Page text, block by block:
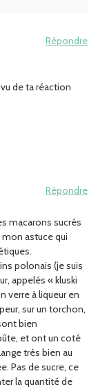
Répondre
de ta réaction
Répondre
macarons sucrés
mon astuce qui
polonais (je suis
appelés « kluski
verre à liqueur en
sur un torchon,
bien
et ont un coté
très bien au
Pas de sucre, ce
la quantité de